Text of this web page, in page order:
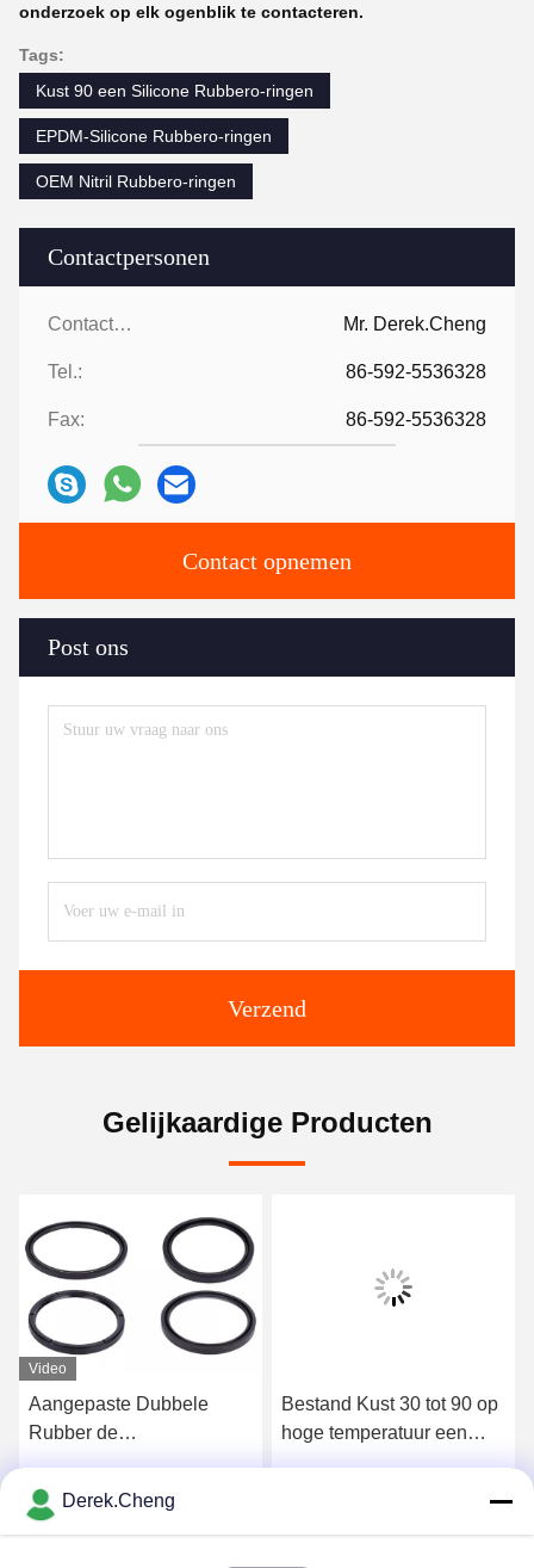
Contactpersonen
Contactpersonen: Mr. Derek.Cheng
Tel.: 86-592-5536328
Fax: 86-592-5536328
Contact opnemen
Post ons
Verzend
onderzoek op elk ogenblik te contacteren.
Tags:
Kust 90 een Silicone Rubbero-ringen
EPDM-Silicone Rubbero-ringen
OEM Nitril Rubbero-ringen
Gelijkaardige Producten
Video
Aangepaste Dubbele
Rubber de
Lippenfkm Silicone
Krijg Beste Prijs
Bestand Kust 30 tot 90 op
hoge temperatuur een
Derek.Cheng